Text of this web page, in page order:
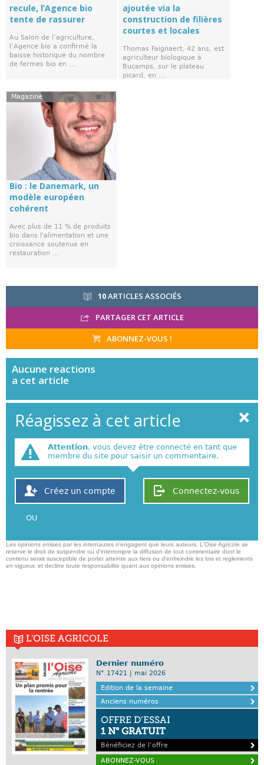
recule, l’Agence bio
tente de rassurer
Au Salon de l’agriculture,
l’Agence bio a confirmé la
baisse historique du nombre
de fermes bio en ...
ajoutée via la
construction de filières
courtes et locales
Thomas Faignaert, 42 ans, est
agriculteur biologique à
Bucamps, sur le plateau
picard, en ...
Magazine
Bio : le Danemark, un
modèle européen
cohérent
Avec plus de 11 % de produits
bio dans l'alimentation et une
croissance soutenue en
restauration ...
10ARTICLES ASSOCIÉS
PARTAGER CET ARTICLE
ABONNEZ-VOUS !
Aucune reactions
a cet article
Réagissez à cet article
Attention, vous devez être connecté en tant que
membre du site pour saisir un commentaire.
Connectez-vous
Créez un compte
OU
Les opinions emises par les internautes n'engagent que leurs auteurs. L'Oise Agricole se
reserve le droit de suspendre ou d'interrompre la diffusion de tout commentaire dont le
contenu serait susceptible de porter atteinte aux tiers ou d'enfreindre les lois et reglements
en vigueur, et decline toute responsabilite quant aux opinions emises,
L'OISE AGRICOLE
Dernier numéro
N° 17421 | mai 2026
Edition de la semaine
Anciens numéros
OFFRE D’ESSAI
1 N° GRATUIT
Bénéficiez de l’offre
ABONNEZ-VOUS